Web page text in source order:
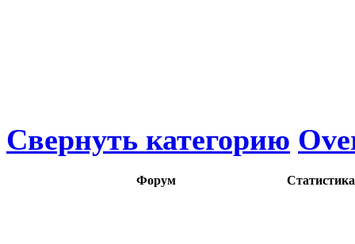
Свернуть категорию
Форум Статистика